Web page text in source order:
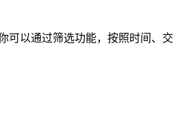
可以通过筛选功能，按照时间、交